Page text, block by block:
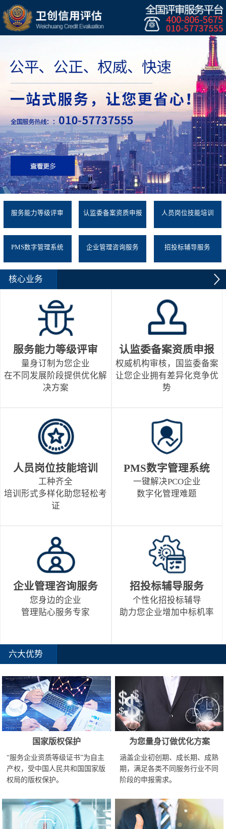
服务能力等级评审 认监委备案资质申报 人员岗位技能培训
PMS数字管理系统 企业管理咨询服务 招投标辅导服务
核心业务
服务能力等级评审
量身订制为您企业
在不同发展阶段提供优化解
决方案
认监委备案资质申报
权威机构审核，国监委备案
让您企业拥有差异化竞争优
势
人员岗位技能培训
工种齐全
培训形式多样化助您轻松考
证
PMS数字管理系统
一键解决PCO企业
数字化管理难题
企业管理咨询服务
您身边的企业
管理贴心服务专家
招投标辅导服务
个性化招投标辅导
助力您企业增加中标机率
六大优势
国家版权保护
“服务企业资质等级证书”为自主
产权，受中国人民共和国国家版
权局的版权保护。
为您量身订做优化方案
涵盖企业初创期、成长期、成熟
期，满足各类不同服务行业不同
阶段的申报需求。